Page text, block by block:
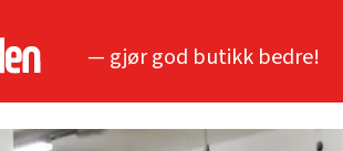
— gjør god butikk bedre!